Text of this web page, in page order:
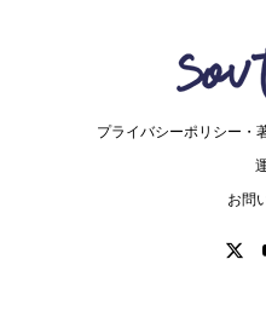
プライバシーポリシー・
お問